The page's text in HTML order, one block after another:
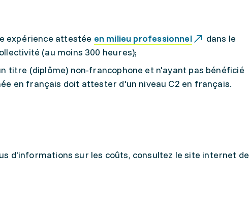
expérience attestée en milieu professionnel
dans le
(au moins 300 heures);
titre (diplôme) non-francophone et n'ayant pas bénéficié
en français doit attester d'un niveau C2 en français.
d'informations sur les coûts, consultez le site internet de